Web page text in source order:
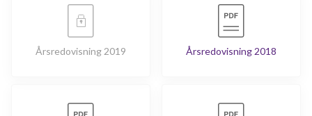
Årsredovisning 2019 Årsredovisning 2018